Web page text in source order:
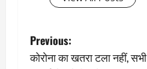
P
Previous:
कोराेना का खतरा टला नहीं, सभी